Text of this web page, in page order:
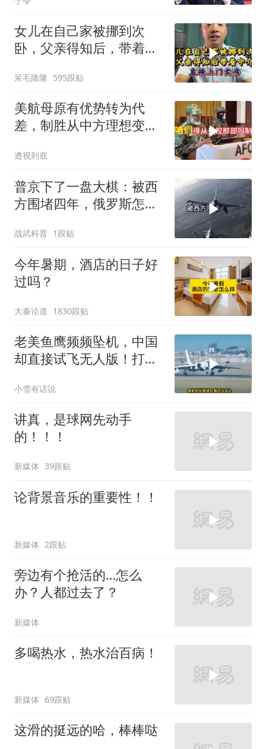
女儿在自己家被挪到次
卧，父亲得知后，带着中
呆毛隆隆 595跟贴
美航母原有优势转为代
差，制胜从中方理想变为
透视到底
普京下了一盘大棋：被西
方围堵四年，俄罗斯怎么
战武科普 1跟贴
今年暑期，酒店的日子好
过吗？
大秦论道 1830跟贴
老美鱼鹰频频坠机，中国
却直接试飞无人版！打着
小雪有话说
讲真，是球网先动手
的！！！
新媒体 39跟贴
论背景音乐的重要性！！
新媒体 2跟贴
旁边有个抢活的…怎么
办？人都过去了？
新媒体
多喝热水，热水治百病！
新媒体 69跟贴
这滑的挺远的哈，棒棒哒